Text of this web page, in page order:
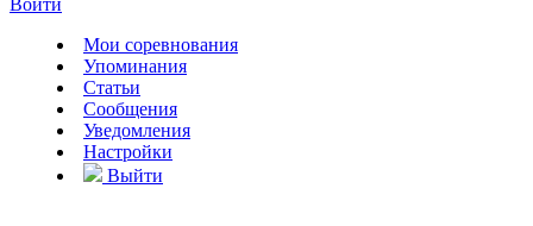
Войти
Мои соревнования
Упоминания
Статьи
Сообщения
Уведомления
Настройки
Выйти